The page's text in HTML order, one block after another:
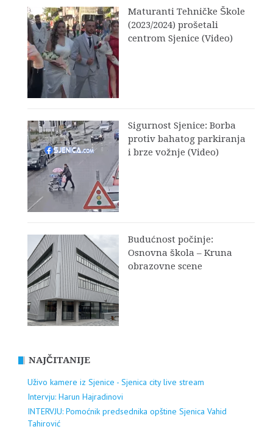
Maturanti Tehničke Škole
(2023/2024) prošetali
centrom Sjenice (Video)
Sigurnost Sjenice: Borba
protiv bahatog parkiranja
i brze vožnje (Video)
Budućnost počinje:
Osnovna škola – Kruna
obrazovne scene
NAJČITANIJE
Uživo kamere iz Sjenice - Sjenica city live stream
Intervju: Harun Hajradinovi
INTERVJU: Pomoćnik predsednika opštine Sjenica Vahid
Tahirović